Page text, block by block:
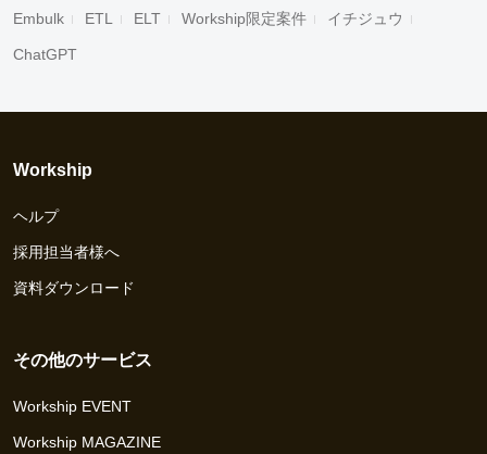
Embulk ETL ELT Workship限定案件 イチジュウ
ChatGPT
Workship
ヘルプ
採用担当者様へ
資料ダウンロード
その他のサービス
Workship EVENT
Workship MAGAZINE